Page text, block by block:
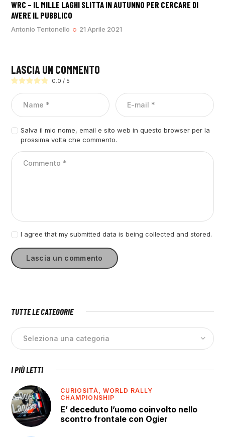
WRC – IL MILLE LAGHI SLITTA IN AUTUNNO PER CERCARE DI
AVERE IL PUBBLICO
Antonio Tentonello 21 Aprile 2021
LASCIA UN COMMENTO
0.0 / 5
Salva il mio nome, email e sito web in questo browser per la
prossima volta che commento.
I agree that my submitted data is being collected and stored.
TUTTE LE CATEGORIE
I PIÙ LETTI
CURIOSITÀ,WORLD RALLY
CHAMPIONSHIP
E’ deceduto l’uomo coinvolto nello
scontro frontale con Ogier